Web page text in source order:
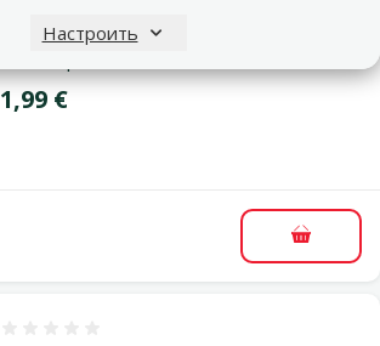
Настроить
Консервы для кошек – Ontario Adult
Цена
1,99 €
В